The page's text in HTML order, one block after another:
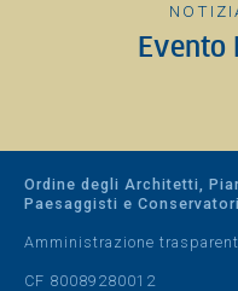
Evento
Ordine degli Architetti,
Paesaggisti e
Amministrazione
CF 80089280012